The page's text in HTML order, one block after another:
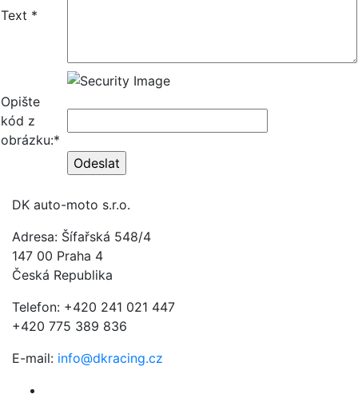
Text *
Opište
kód z
obrázku:*
DK auto-moto s.r.o.
Adresa: Šífařská 548/4
147 00 Praha 4
Česká Republika
Telefon: +420 241 021 447
+420 775 389 836
E-mail: info@dkracing.cz